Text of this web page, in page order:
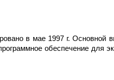
в мае 1997 г. Основной
обеспечение для